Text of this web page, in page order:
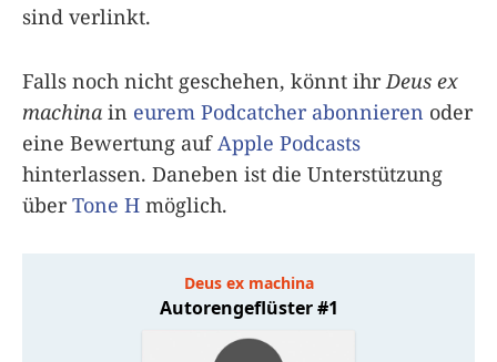
sind verlinkt.
Falls noch nicht geschehen, könnt ihr Deus ex
machina in eurem Podcatcher abonnieren oder
eine Bewertung auf Apple Podcasts
hinterlassen. Daneben ist die Unterstützung
überTone H möglich.